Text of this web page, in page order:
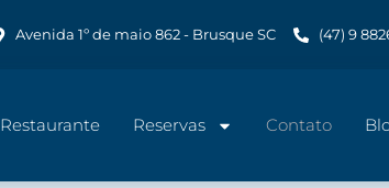
Avenida 1º de maio 862 - Brusque SC (47) 9
Restaurante Reservas Contato